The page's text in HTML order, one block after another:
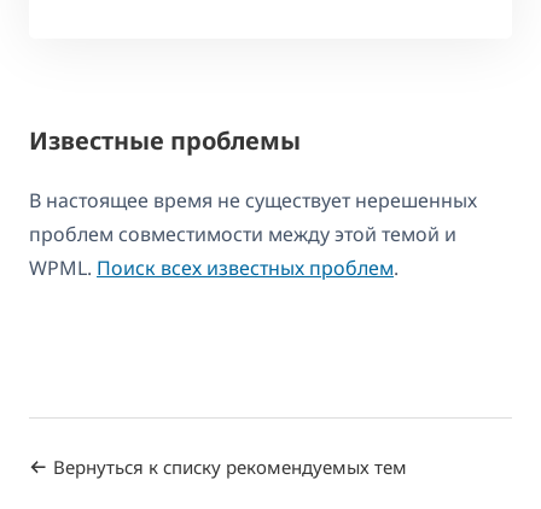
Известные проблемы
В настоящее время не существует нерешенных
проблем совместимости между этой темой и
WPML. Поиск всех известных проблем.
Вернуться к списку рекомендуемых тем